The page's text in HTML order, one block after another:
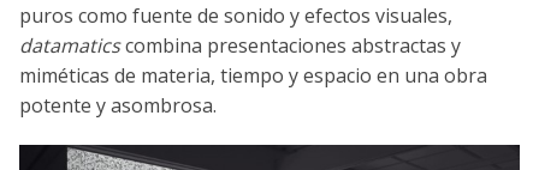
puros como fuente de sonido y efectos visuales,
datamaticscombina presentaciones abstractas y
miméticas de materia, tiempo y espacio en una obra
potente y asombrosa.